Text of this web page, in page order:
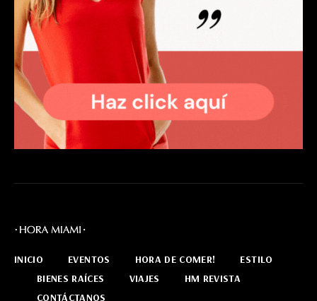
INICIO EVENTOS HORA DE COMER!
ESTILO
BIENES RAÍCES
VIAJES
HM REVISTA
CONTÁCTANOS